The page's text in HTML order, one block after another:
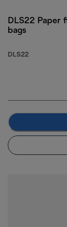
DLS22 Paper
bags
DLS22